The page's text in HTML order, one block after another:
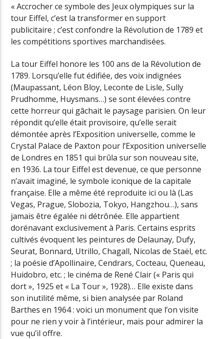
« Accrocher ce symbole des Jeux olympiques sur la
tour Eiffel, c’est la transformer en support
publicitaire ; c’est confondre la Révolution de 1789 et
les compétitions sportives marchandisées.
La tour Eiffel honore les 100 ans de la Révolution de
1789. Lorsqu’elle fut édifiée, des voix indignées
(Maupassant, Léon Bloy, Leconte de Lisle, Sully
Prudhomme, Huysmans…) se sont élevées contre
cette horreur qui gâchait le paysage parisien. On leur
répondit qu’elle était provisoire, qu’elle serait
démontée après l’Exposition universelle, comme le
Crystal Palace de Paxton pour l’Exposition universelle
de Londres en 1851 qui brûla sur son nouveau site,
en 1936. La tour Eiffel est devenue, ce que personne
n’avait imaginé, le symbole iconique de la capitale
française. Elle a même été reproduite ici ou là (Las
Vegas, Prague, Slobozia, Tokyo, Hangzhou…), sans
jamais être égalée ni détrônée. Elle appartient
dorénavant exclusivement à Paris. Certains esprits
cultivés évoquent les peintures de Delaunay, Dufy,
Seurat, Bonnard, Utrillo, Chagall, Nicolas de Staël, etc.
; la poésie d’Apollinaire, Cendrars, Cocteau, Queneau,
Huidobro, etc. ; le cinéma de René Clair (« Paris qui
dort », 1925 et « La Tour », 1928)… Elle existe dans
son inutilité même, si bien analysée par Roland
Barthes en 1964 : voici un monument que l’on visite
pour ne rien y voir à l’intérieur, mais pour admirer la
vue qu’il offre.